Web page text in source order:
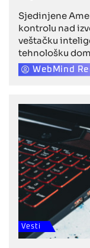
Sjedinjene
kontrolu nad
veštačku
tehnološku
naprednim
Kine.
WebMind
Vesti